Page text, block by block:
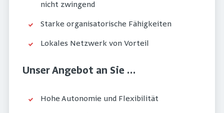
nicht zwingend
Starke organisatorische Fähigkeiten
Lokales Netzwerk von Vorteil
Unser Angebot an Sie …
Hohe Autonomie und Flexibilität